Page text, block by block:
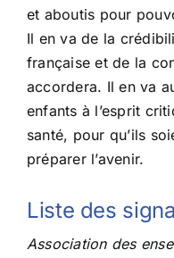
et aboutis pour
Il en va de la
française et de la
accordera. Il en va
enfants à l’esprit
santé, pour qu’ils
préparer l’avenir.
Liste des
Association des